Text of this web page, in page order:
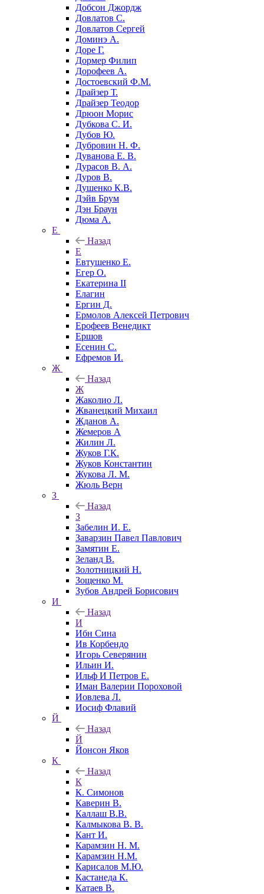
Добсон Джордж
Довлатов С.
Довлатов Сергей
Доминэ А.
Доре Г.
Дормер Филип
Дорофеев А.
Достоевский Ф.М.
Драйзер Т.
Драйзер Теодор
Дрюон Морис
Дубкова С. И.
Дубов Ю.
Дубровин Н. Ф.
Дуванова Е. В.
Дурасов В. А.
Дуров В.
Душенко К.В.
Дэйв Брум
Дэн Браун
Дюма А.
Е
Назад
Е
Евтушенко Е.
Егер О.
Екатерина II
Елагин
Ергин Д.
Ермолов Алексей Петрович
Ерофеев Венедикт
Ершов
Есенин С.
Ефремов И.
Ж
Назад
Ж
Жаколио Л.
Жванецкий Михаил
Жданов А.
Жемеров А
Жилин Л.
Жуков Г.К.
Жуков Константин
Жукова Л. М.
Жюль Верн
З
Назад
З
Забелин И. Е.
Заварзин Павел Павлович
Замятин Е.
Зеланд В.
Золотницкий Н.
Зощенко М.
Зубов Андрей Борисович
И
Назад
И
Ибн Сина
Ив Корбендо
Игорь Северянин
Ильин И.
Ильф И Петров Е.
Иман Валерии Пороховой
Иовлева Л.
Иосиф Флавий
Й
Назад
Й
Йонсон Яков
К
Назад
К
К. Симонов
Каверин В.
Каллаш В.В.
Калмыкова В. В.
Кант И.
Карамзин Н. М.
Карамзин Н.М.
Карисалов М.Ю.
Кастанеда К.
Катаев В.